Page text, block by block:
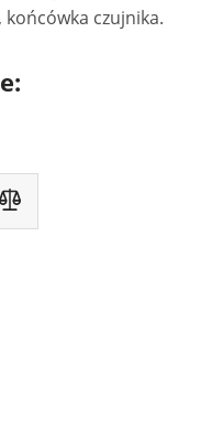
końcówka czujnika.